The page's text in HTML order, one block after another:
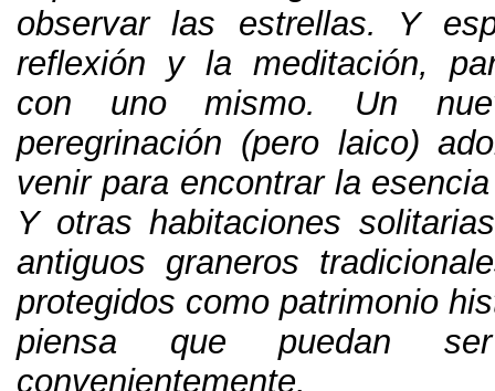
observar las estrellas. Y
reflexión y la meditación,
con uno mismo. Un
peregrinación (pero laico)
venir para encontrar la
Y otras habitaciones
antiguos graneros
protegidos como patrimonio
piensa que puedan ser
convenientemente.